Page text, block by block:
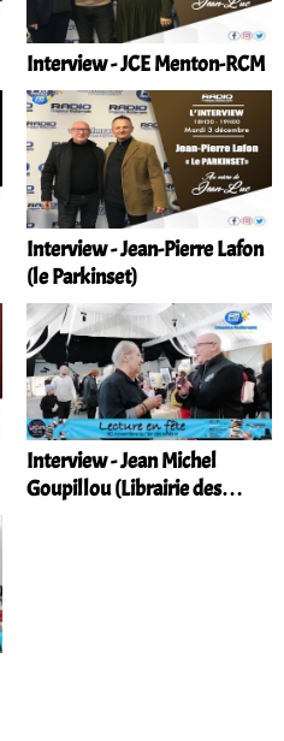
Interview - JCE Menton-RCM
Interview - Jean-Pierre Lafon
(le Parkinset)
Interview - Jean Michel
Goupillou (Librairie des